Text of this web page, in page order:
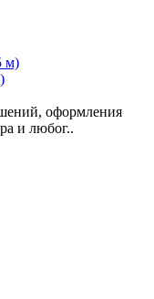
оформления
и любог..